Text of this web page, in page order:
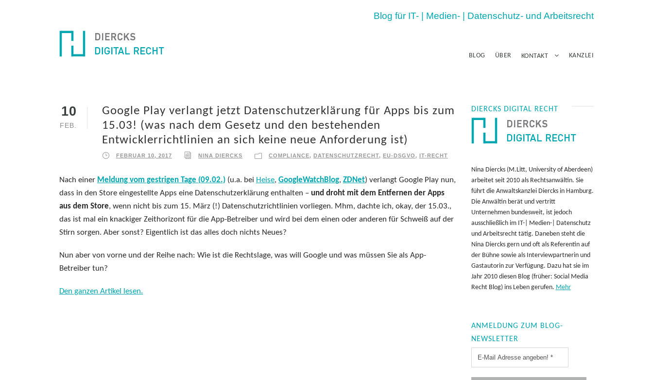
Blog für IT- | Medien- | Datenschutz- und Arbeitsrecht
BLOG ÜBER KONTAKT KANZLEI
10
FEB.
Google Play verlangt jetzt Datenschutzerklärung für Apps bis zum
15.03! (was nach dem Gesetz und den bestehenden
Entwicklerrichtlinien an sich keine neue Anforderung ist)
FEBRUAR 10, 2017 NINA DIERCKS COMPLIANCE, DATENSCHUTZRECHT, EU-DSGVO, IT-RECHT
Nach einer Meldung vom gestrigen Tage (09.02.) (u.a. bei Heise, GoogleWatchBlog, ZDNet) verlangt Google Play nun,
dass in den Store eingestellte Apps eine Datenschutzerklärung enthalten – und droht mit dem Entfernen der Apps
aus dem Store, wenn nicht bis zum 15. März (!) Datenschutzrichtlinien vorliegen. Mhm, dachte ich, okay, der 15.03.,
das ist mal ein knackiger Zeithorizont für die App-Betreiber und wird bei dem einen oder anderen für Schweiß auf der
Stirn sorgen. Aber sonst? Eigentlich ist das alles doch nichts Neues?
Nun aber von vorne und der Reihe nach: Wie ist die Rechtslage, was will Google und was müssen Sie als App-
Betreiber tun?
Den ganzen Artikel lesen.
DIERCKS DIGITAL RECHT
Nina Diercks (M.Litt, University of Aberdeen)
arbeitet seit 2010 als Rechtsanwältin. Sie
führt die Anwaltskanzlei Diercks in Hamburg.
Die Anwältin berät und vertritt
Unternehmen bundesweit, ist jedoch
ausschließlich im IT-| Medien-| Datenschutz
und Arbeitsrecht tätig. Daneben steht die
Nina Diercks gern und oft als Referentin auf
der Bühne sowie als Interviewpartnerin und
Gastautorin zur Verfügung. Dazu hat sie im
Jahr 2010 diesen Blog (früher: Social Media
Recht Blog) ins Leben gerufen. Mehr
ANMELDUNG ZUM BLOG-
NEWSLETTER